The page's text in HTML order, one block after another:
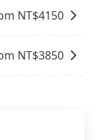
NT$4150
NT$3850